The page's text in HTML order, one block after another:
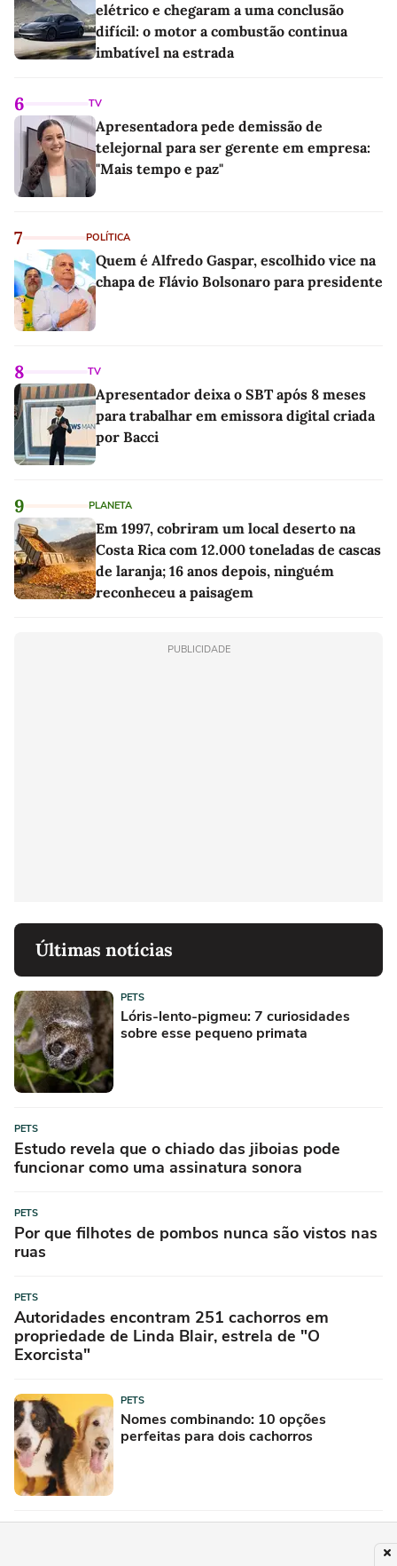
elétrico e chegaram a uma conclusão
difícil: o motor a combustão continua
imbatível na estrada
6 TV
Apresentadora pede demissão de
telejornal para ser gerente em empresa:
"Mais tempo e paz"
7 POLÍTICA
Quem é Alfredo Gaspar, escolhido vice na
chapa de Flávio Bolsonaro para presidente
8 TV
Apresentador deixa o SBT após 8 meses
para trabalhar em emissora digital criada
por Bacci
9 PLANETA
Em 1997, cobriram um local deserto na
Costa Rica com 12.000 toneladas de cascas
de laranja; 16 anos depois, ninguém
reconheceu a paisagem
PUBLICIDADE
Últimas notícias
PETS
Lóris-lento-pigmeu: 7 curiosidades
sobre esse pequeno primata
PETS
Estudo revela que o chiado das jiboias pode
funcionar como uma assinatura sonora
PETS
Por que filhotes de pombos nunca são vistos nas
ruas
PETS
Autoridades encontram 251 cachorros em
propriedade de Linda Blair, estrela de "O
Exorcista"
PETS
Nomes combinando: 10 opções
perfeitas para dois cachorros